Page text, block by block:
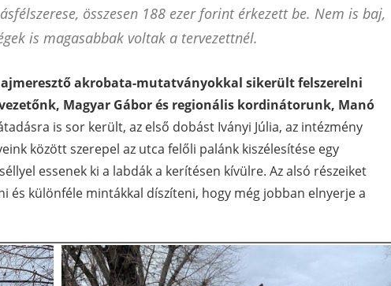
összesen 188 ezer forint érkezett be. Nem is baj,
is magasabbak voltak a tervezettnél.
akrobata-mutatványokkal sikerült felszerelni
Magyar Gábor és regionális kordinátorunk, Manó
is sor került, az első dobást Iványi Júlia, az intézmény
között szerepel az utca felőli palánk kiszélesítése egy
essenek ki a labdák a kerítésen kívülre. Az alsó részeiket
és különféle mintákkal díszíteni, hogy még jobban elnyerje a